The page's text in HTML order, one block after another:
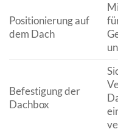
Positionierung auf
dem Dach
Befestigung der
Dachbox